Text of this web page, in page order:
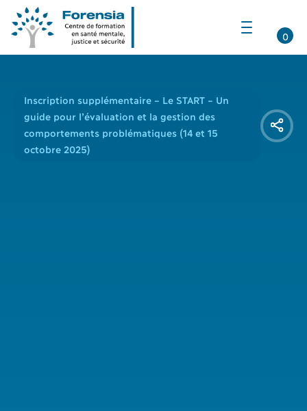
0
la
navigation
site
Inscription supplémentaire – Le START – Un
guide pour l’évaluation et la gestion des
comportements problématiques (14 et 15
octobre 2025)